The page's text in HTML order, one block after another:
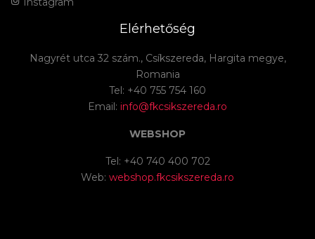
Elérhetőség
Nagyrét utca 32 szám., Csíkszereda, Hargita megye,
Romania
Tel: +40 755 754 160
Email: info@fkcsikszereda.ro
WEBSHOP
Tel: +40 740 400 702
Web: webshop.fkcsikszereda.ro